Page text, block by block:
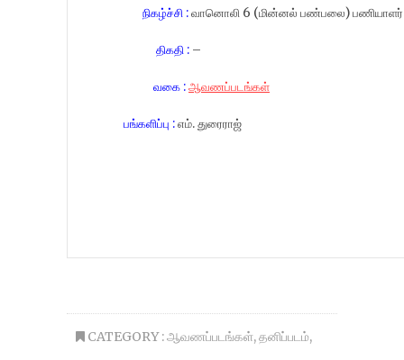
நிகழ்ச்சி :வானொலி 6 (மின்னல் பண்பலை)
திகதி : –
வகை :ஆவணப்படங்கள்
பங்களிப்பு :எம். துரைராஜ்
CATEGORY :ஆவணப்படங்கள்,தனிப்படம்,